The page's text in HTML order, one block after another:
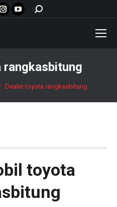
Instagram
page
window
YouTube
page
new
window
Search:
rangkasbitung
Dealer toyota rangkasbitung
toyota